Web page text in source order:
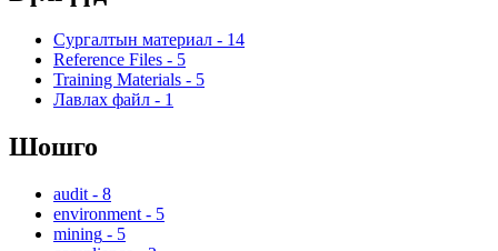
Сургалтын материал - 14
Reference Files - 5
Training Materials - 5
Лавлах файл - 1
Шошго
audit - 8
environment - 5
mining - 5